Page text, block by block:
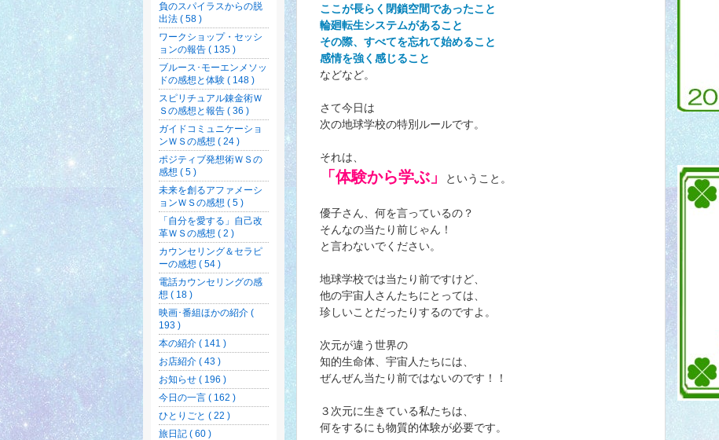
ここが長らく閉鎖空間であったこと
輪廻転生システムがあること
その際、すべてを忘れて始めること
感情を強く感じること
などなど。
さて今日は
次の地球学校の特別ルールです。
それは、
「体験から学ぶ」 ということ。
優子さん、何を言っているの？
そんなの当たり前じゃん！
と言わないでください。
地球学校では当たり前ですけど、
他の宇宙人さんたちにとっては、
珍しいことだったりするのですよ。
次元が違う世界の
知的生命体、宇宙人たちには、
ぜんぜん当たり前ではないのです！！
３次元に生きている私たちは、
何をするにも物質的体験が必要です。
負のスパイラスからの脱
出法 ( 58 )
ワークショップ・セッシ
ョンの報告 ( 135 )
ブルース･モーエンメソッ
ドの感想と体験 ( 148 )
スピリチュアル錬金術Ｗ
Ｓの感想と報告 ( 36 )
ガイドコミュニケーショ
ンＷＳの感想 ( 24 )
ポジティブ発想術ＷＳの
感想 ( 5 )
未来を創るアファメーシ
ョンＷＳの感想 ( 5 )
「自分を愛する」自己改
革ＷＳの感想 ( 2 )
カウンセリング＆セラピ
ーの感想 ( 54 )
電話カウンセリングの感
想 ( 18 )
映画･番組ほかの紹介 (
193 )
本の紹介 ( 141 )
お店紹介 ( 43 )
お知らせ ( 196 )
今日の一言 ( 162 )
ひとりごと ( 22 )
旅日記 ( 60 )